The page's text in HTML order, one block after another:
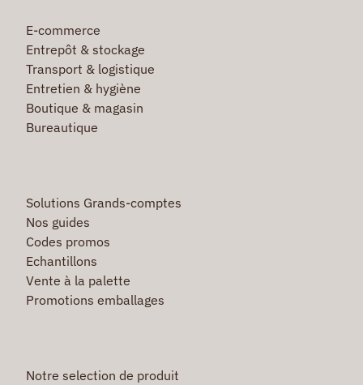
E-commerce
Entrepôt & stockage
Transport & logistique
Entretien & hygiène
Boutique & magasin
Bureautique
Solutions Grands-comptes
Nos guides
Codes promos
Echantillons
Vente à la palette
Promotions emballages
Notre selection de produit